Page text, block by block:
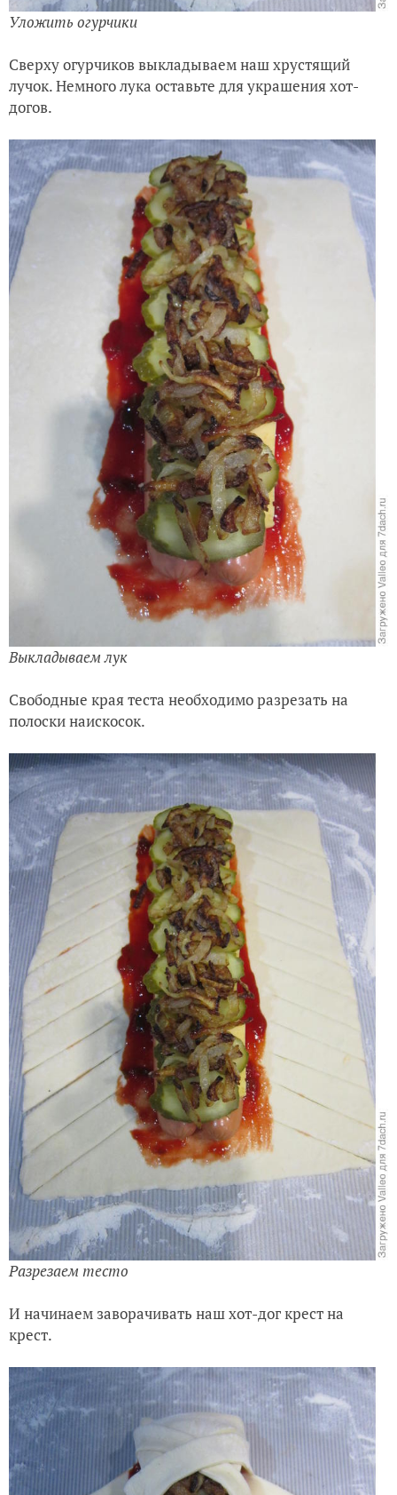
Уложить огурчики
Сверху огурчиков выкладываем наш хрустящий
лучок. Немного лука оставьте для украшения хот-
догов.
Выкладываем лук
Свободные края теста необходимо разрезать на
полоски наискосок.
Разрезаем тесто
И начинаем заворачивать наш хот-дог крест на
крест.